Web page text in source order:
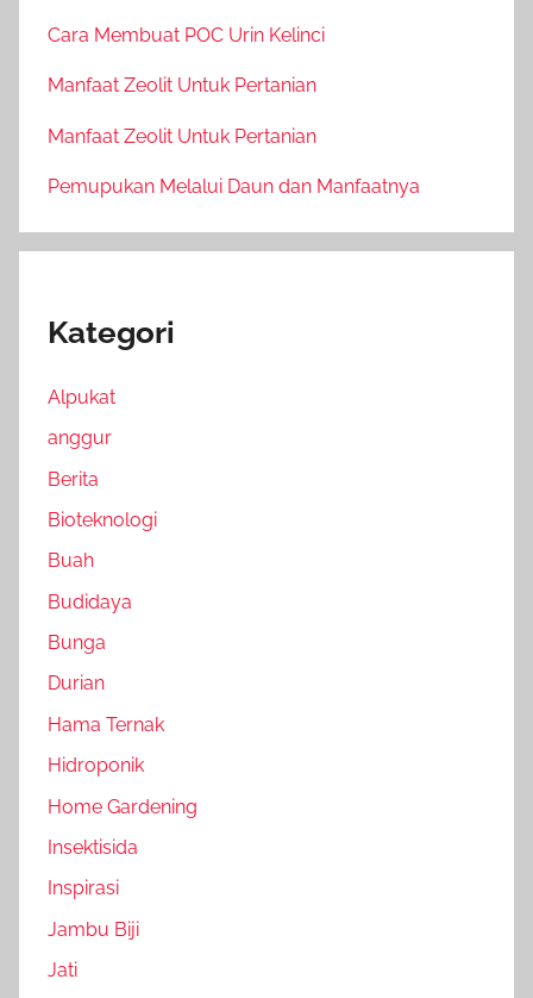
Cara Membuat POC Urin Kelinci
Manfaat Zeolit Untuk Pertanian
Manfaat Zeolit Untuk Pertanian
Pemupukan Melalui Daun dan Manfaatnya
Kategori
Alpukat
anggur
Berita
Bioteknologi
Buah
Budidaya
Bunga
Durian
Hama Ternak
Hidroponik
Home Gardening
Insektisida
Inspirasi
Jambu Biji
Jati